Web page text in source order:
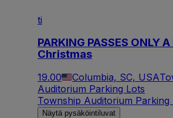
ti
PARKING PASSES ONLY
Christmas
19.00 Columbia, SC, USA
Auditorium Parking Lots
Township Auditorium Parking
Näytä pysäköintiluvat